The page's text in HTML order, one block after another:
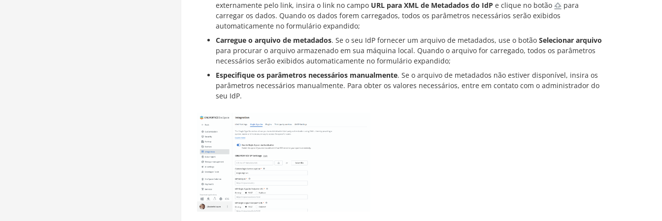
externamente pelo link, insira o link no campo URL para XML de Metadados do IdP e clique no botão
para
carregar os dados. Quando os dados forem carregados, todos os parâmetros necessários serão exibidos
automaticamente no formulário expandido;
Carregue o arquivo de metadados. Se o seu IdP fornecer um arquivo de metadados, use o botão Selecionar arquivo
para procurar o arquivo armazenado em sua máquina local. Quando o arquivo for carregado, todos os parâmetros
necessários serão exibidos automaticamente no formulário expandido;
Especifique os parâmetros necessários manualmente. Se o arquivo de metadados não estiver disponível, insira os
parâmetros necessários manualmente. Para obter os valores necessários, entre em contato com o administrador do
seu IdP.